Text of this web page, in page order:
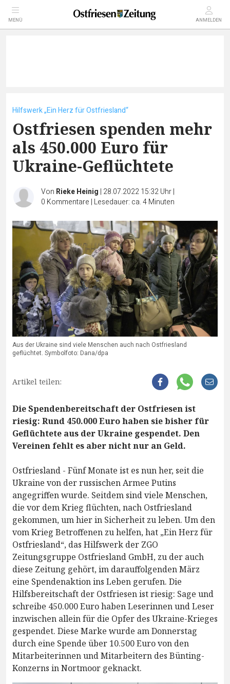
MENÜ ANMELDEN
Hilfswerk „Ein Herz für Ostfriesland“
Ostfriesen spenden mehr
als 450.000 Euro für
Ukraine-Geflüchtete
Von Rieke Heinig | 28.07.2022 15:32 Uhr|
0 Kommentare | Lesedauer: ca. 4 Minuten
Aus der Ukraine sind viele Menschen auch nach Ostfriesland
geflüchtet. Symbolfoto: Dana/dpa
Artikel teilen:
Die Spendenbereitschaft der Ostfriesen ist
riesig: Rund 450.000 Euro haben sie bisher für
Geflüchtete aus der Ukraine gespendet. Den
Vereinen fehlt es aber nicht nur an Geld.
Ostfriesland - Fünf Monate ist es nun her, seit die
Ukraine von der russischen Armee Putins
angegriffen wurde. Seitdem sind viele Menschen,
die vor dem Krieg flüchten, nach Ostfriesland
gekommen, um hier in Sicherheit zu leben. Um den
vom Krieg Betroffenen zu helfen, hat „Ein Herz für
Ostfriesland“, das Hilfswerk der ZGO
Zeitungsgruppe Ostfriesland GmbH, zu der auch
diese Zeitung gehört, im darauffolgenden März
eine Spendenaktion ins Leben gerufen. Die
Hilfsbereitschaft der Ostfriesen ist riesig: Sage und
schreibe 450.000 Euro haben Leserinnen und Leser
inzwischen allein für die Opfer des Ukraine-Krieges
gespendet. Diese Marke wurde am Donnerstag
durch eine Spende über 10.500 Euro von den
Mitarbeiterinnen und Mitarbeitern des Bünting-
Konzerns in Nortmoor geknackt.